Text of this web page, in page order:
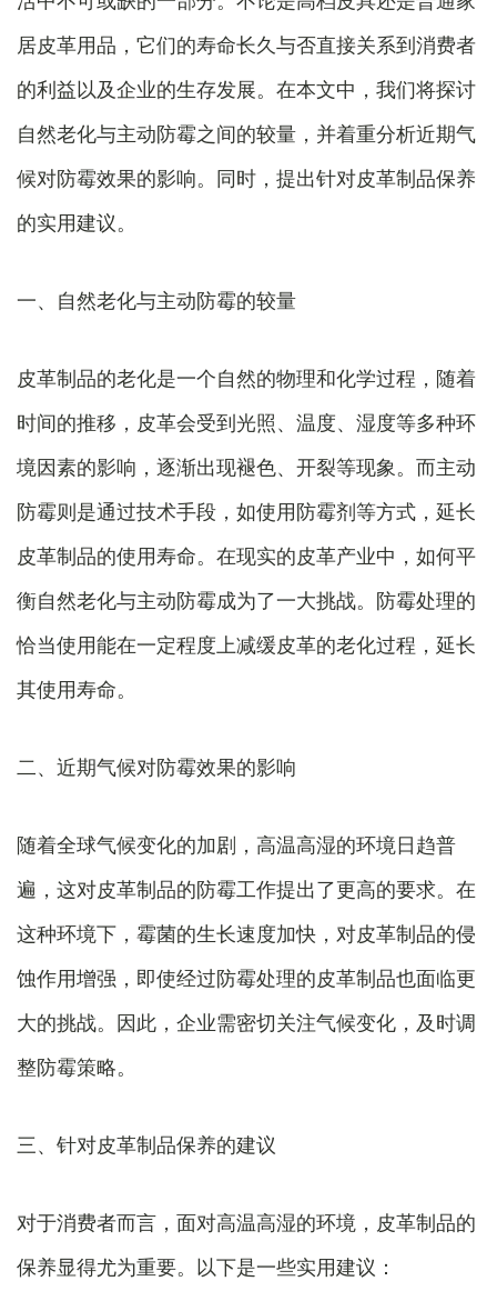
居皮革用品，它们的寿命长久与否直接关系到消费者
的利益以及企业的生存发展。在本文中，我们将探讨
自然老化与主动防霉之间的较量，并着重分析近期气
候对防霉效果的影响。同时，提出针对皮革制品保养
的实用建议。
一、自然老化与主动防霉的较量
皮革制品的老化是一个自然的物理和化学过程，随着
时间的推移，皮革会受到光照、温度、湿度等多种环
境因素的影响，逐渐出现褪色、开裂等现象。而主动
防霉则是通过技术手段，如使用防霉剂等方式，延长
皮革制品的使用寿命。在现实的皮革产业中，如何平
衡自然老化与主动防霉成为了一大挑战。防霉处理的
恰当使用能在一定程度上减缓皮革的老化过程，延长
其使用寿命。
二、近期气候对防霉效果的影响
随着全球气候变化的加剧，高温高湿的环境日趋普
遍，这对皮革制品的防霉工作提出了更高的要求。在
这种环境下，霉菌的生长速度加快，对皮革制品的侵
蚀作用增强，即使经过防霉处理的皮革制品也面临更
大的挑战。因此，企业需密切关注气候变化，及时调
整防霉策略。
三、针对皮革制品保养的建议
对于消费者而言，面对高温高湿的环境，皮革制品的
保养显得尤为重要。以下是一些实用建议：